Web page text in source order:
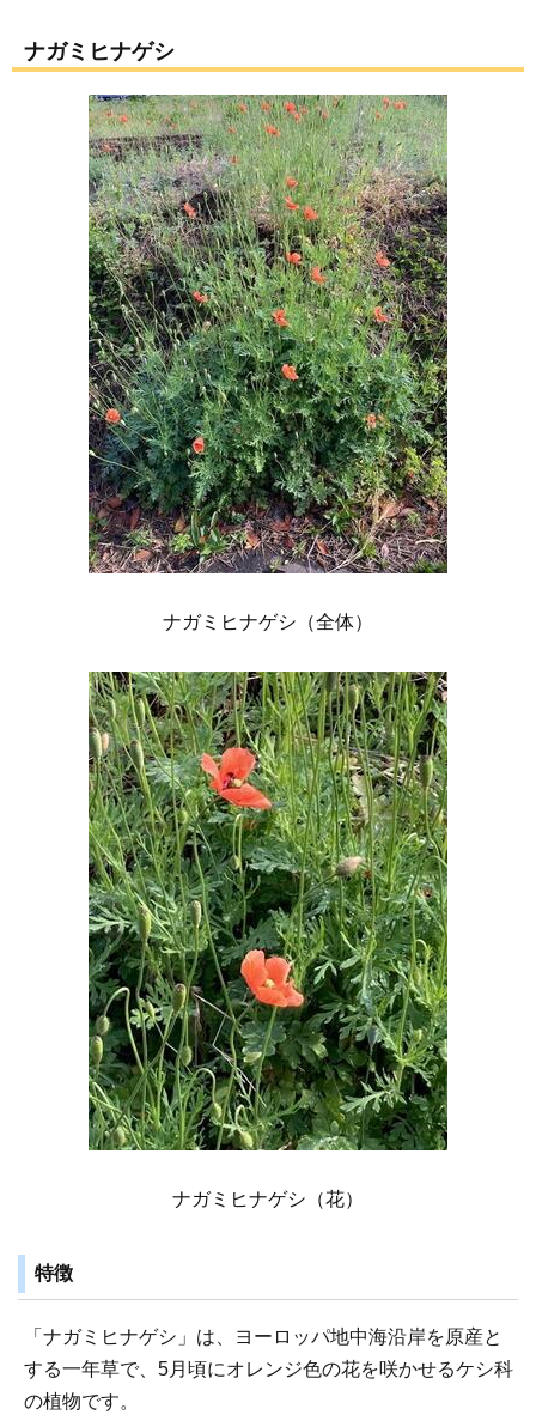
ナガミヒナゲシ
ナガミヒナゲシ（全体）
ナガミヒナゲシ（花）
特徴
「ナガミヒナゲシ」は、ヨーロッパ地中海沿岸を原産と
する一年草で、5月頃にオレンジ色の花を咲かせるケシ科
の植物です。